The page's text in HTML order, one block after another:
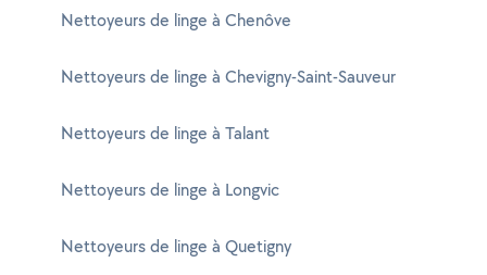
Nettoyeurs de linge à Chenôve
Nettoyeurs de linge à Chevigny-Saint-Sauveur
Nettoyeurs de linge à Talant
Nettoyeurs de linge à Longvic
Nettoyeurs de linge à Quetigny